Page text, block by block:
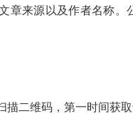
章来源以及作者名称
描二维码，第一时间获